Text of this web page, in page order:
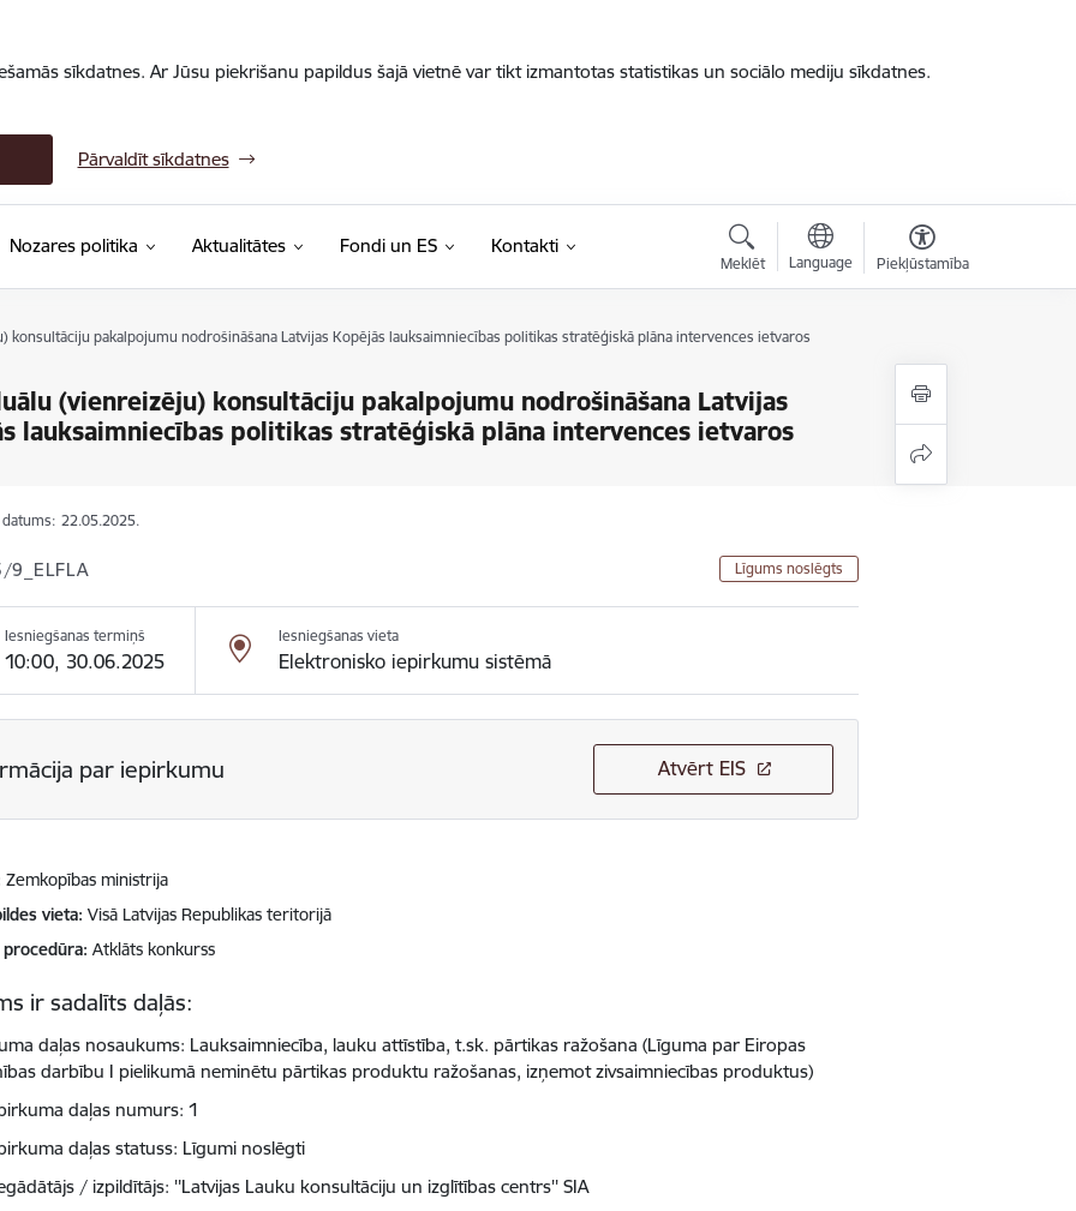
sīkdatnes. Ar Jūsu piekrišanu papildus šajā vietnē var tikt izmantotas statistikas un sociālo mediju sīkdatnes.
Pārvaldīt sīkdatnes
Nozares politika Aktualitātes Fondi un ES Kontakti
Meklēt Language Piekļūstamība
konsultāciju pakalpojumu nodrošināšana Latvijas Kopējās lauksaimniecības politikas stratēģiskā plāna intervences ietvaros
(vienreizēju) konsultāciju pakalpojumu nodrošināšana Latvijas
lauksaimniecības politikas stratēģiskā plāna intervences ietvaros
22.05.2025.
9_ELFLA Līgums noslēgts
Iesniegšanas termiņš
10:00, 30.06.2025
Iesniegšanas vieta
Elektronisko iepirkumu sistēmā
par iepirkumu Atvērt EIS
Zemkopības ministrija
vieta Visā Latvijas Republikas teritorijā
Atklāts konkurss
ir sadalīts daļās:
daļas nosaukums: Lauksaimniecība, lauku attīstība, t.sk. pārtikas ražošana (Līguma par Eiropas
darbību I pielikumā neminētu pārtikas produktu ražošanas, izņemot zivsaimniecības produktus)
daļas numurs: 1
daļas statuss: Līgumi noslēgti
/ izpildītājs: ''Latvijas Lauku konsultāciju un izglītības centrs'' SIA